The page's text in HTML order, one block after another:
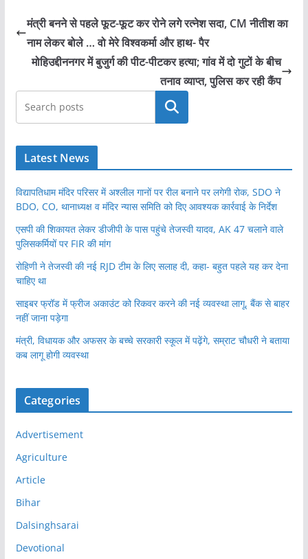
मंत्री बनने से पहले फूट-फूट कर रोने लगे रत्नेश सदा, CM नीतीश का
नाम लेकर बोले … वो मेरे विश्वकर्मा और हाथ- पैर
मोहिउद्दीननगर में बुजुर्ग की पीट-पीटकर हत्या; गांव में दो गुटों के बीच
तनाव व्याप्त, पुलिस कर रही कैंप
खोजें
Latest News
विद्यापतिधाम मंदिर परिसर में अश्लील गानों पर रील बनाने पर लगेगी रोक, SDO ने
BDO, CO, थानाध्यक्ष व मंदिर न्यास समिति को दिए आवश्यक कार्रवाई के निर्देश
एसपी की शिकायत लेकर डीजीपी के पास पहुंचे तेजस्वी यादव, AK 47 चलाने वाले
पुलिसकर्मियों पर FIR की मांग
रोहिणी ने तेजस्वी की नई RJD टीम के लिए सलाह दी, कहा- बहुत पहले यह कर देना
चाहिए था
साइबर फ्रॉड में फ्रीज अकाउंट को रिकवर करने की नई व्यवस्था लागू, बैंक से बाहर
नहीं जाना पड़ेगा
मंत्री, विधायक और अफसर के बच्चे सरकारी स्कूल में पढ़ेंगे, सम्राट चौधरी ने बताया
कब लागू होगी व्यवस्था
Categories
Advertisement
Agriculture
Article
Bihar
Dalsinghsarai
Devotional